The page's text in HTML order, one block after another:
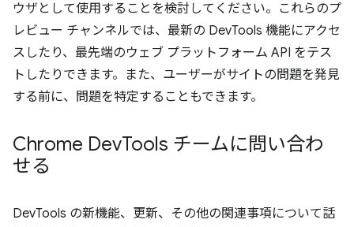
ウザとして使用することを検討してください。これらのプ
レビュー チャンネルでは、最新の DevTools 機能にアクセ
スしたり、最先端のウェブ プラットフォーム API をテス
トしたりできます。また、ユーザーがサイトの問題を発見
する前に、問題を特定することもできます。
Chrome DevTools チームに問い合わ
せる
DevTools の新機能、更新、その他の関連事項について話